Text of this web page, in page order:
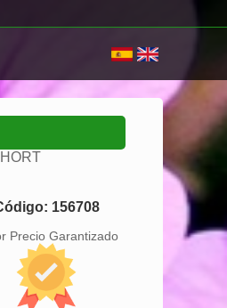
156708
Precio Garantizado